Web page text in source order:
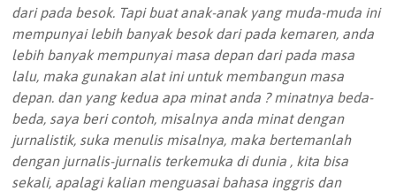
dari pada besok. Tapi buat anak-anak yang muda-muda ini
mempunyai lebih banyak besok dari pada kemaren, anda
lebih banyak mempunyai masa depan dari pada masa
lalu, maka gunakan alat ini untuk membangun masa
depan. dan yang kedua apa minat anda ? minatnya beda-
beda, saya beri contoh, misalnya anda minat dengan
jurnalistik, suka menulis misalnya, maka bertemanlah
dengan jurnalis-jurnalis terkemuka di dunia , kita bisa
sekali, apalagi kalian menguasai bahasa inggris dan